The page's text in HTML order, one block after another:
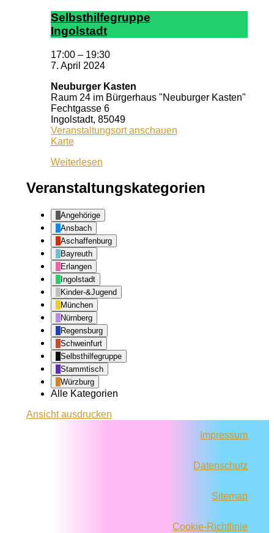
Selbst­hil­fe­grup­pe
In­gol­stadt
17:00 – 19:30
7. April 2024
Neuburger Kasten
Raum 24 im Bürgerhaus "Neuburger Kasten"
Fechtgasse 6
Ingolstadt, 85049
Veranstaltungsort anschauen
KarteNeuburger
Weiterlesen
Veranstaltungskategorien
Angehörige
Ansbach
Aschaffenburg
Bayreuth
Erlangen
Ingolstadt
Kinder-&Jugend
München
Nürnberg
Regensburg
Schweinfurt
Selbsthilfegruppe
Stammtisch
Würzburg
Alle Kategorien
Ansichtausdrucken
Impressum
Datenschutz
Sitemap
Cookie-Richtlinie